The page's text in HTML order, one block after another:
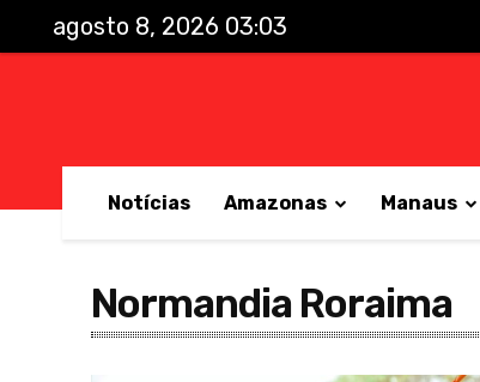
agosto 8, 2026 03:03
Notícias Amazonas Manaus
Normandia Roraima